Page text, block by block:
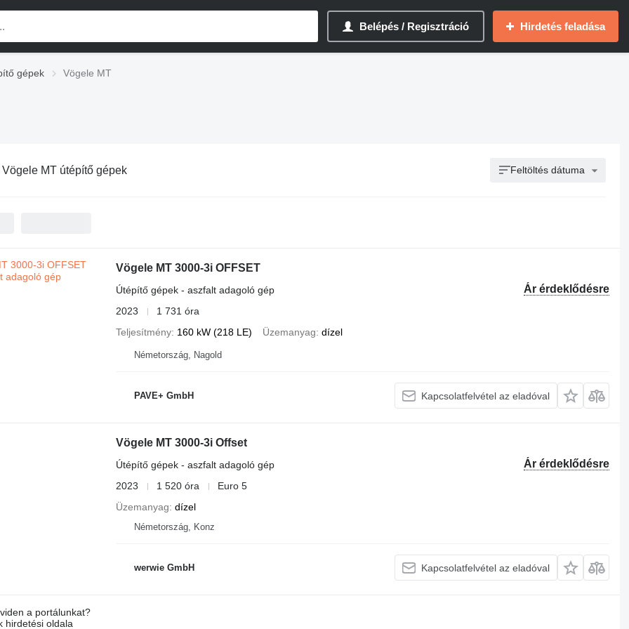
Belépés / Regisztráció Hirdetés feladása
gépek Vögele MT
Vögele MT útépítő gépek Feltöltés dátuma
Vögele MT 3000-3i OFFSET
Ár érdeklődésre
Útépítő gépek - aszfalt adagoló gép
2023
1 731 óra
Teljesítmény 160 kW (218 LE) Üzemanyag dízel
Németország, Nagold
PAVE+ GmbH Kapcsolatfelvétel az eladóval
Vögele MT 3000-3i Offset
Ár érdeklődésre
Útépítő gépek - aszfalt adagoló gép
2023
1 520 óra
Euro 5
Üzemanyag dízel
Németország, Konz
werwie GmbH Kapcsolatfelvétel az eladóval
a portálunkat?
hirdetési oldala